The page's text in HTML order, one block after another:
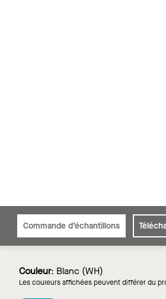
Commande d’échantillons
Couleur: Blanc (WH)
Les couleurs affichées peuvent différer du